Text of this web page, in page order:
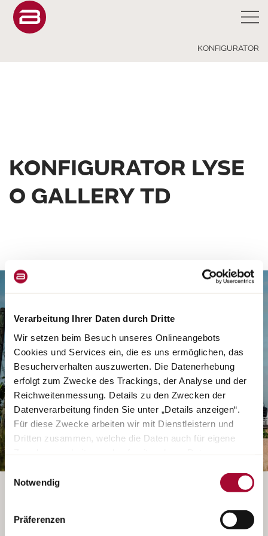
Verarbeitung Ihrer Daten durch Dritte
Wir setzen beim Besuch unseres Onlineangebots
Cookies und Services ein, die es uns ermöglichen, das
Besucherverhalten auszuwerten. Die Datenerhebung
erfolgt zum Zwecke des Trackings, der Analyse und der
Reichweitenmessung. Details zu den Zwecken der
Datenverarbeitung finden Sie unter „Details anzeigen“.
Für diese Zwecke arbeiten wir mit Dienstleistern und
Dritten zusammen, welche die Daten auch für eigene
„Cookies und Services zulassen“ oder durch Auswählen
einzelner Cookies und Services in der Detailansicht
geben Sie Ihre Einwilligung zur Verarbeitung Ihrer Daten
zu den jeweiligen Zwecken. Sie ist freiwillig, für die
Einwilligungsauswahl
Notwendig
Präferenzen
KONFIGURATOR
KONFIGURATOR LYSE
O GALLERY TD
FAHRZEUG DIREKT BEIM HÄNDLER ANSCHAUEN
Der Konfigurator für diese Baureihe ist leider nicht